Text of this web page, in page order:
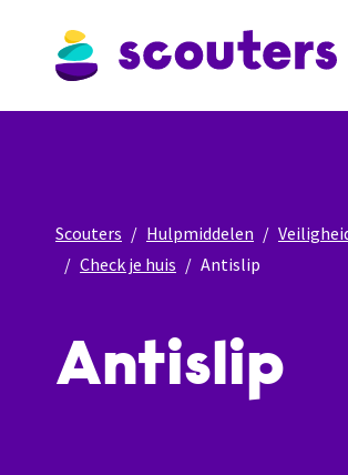
Scouters Hulpmiddelen
Check je huis
Antislip
Antislip